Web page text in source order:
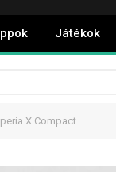
Játékok
X Compact